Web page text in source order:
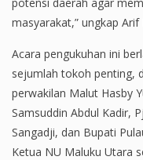
masyarakat,” ungkap
Acara pengukuhan ini
sejumlah tokoh penting,
perwakilan Malut Hasby
Samsuddin Abdul Kadir,
Sangadji, dan Bupati
Ketua NU Maluku Utara